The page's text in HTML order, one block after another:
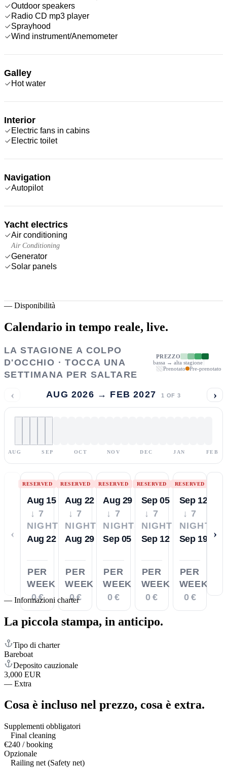
Outdoor speakers
Radio CD mp3 player
Sprayhood
Wind instrument/Anemometer
Galley
Hot water
Interior
Electric fans in cabins
Electric toilet
Navigation
Autopilot
Yacht electrics
Air conditioning
Air Conditioning
Generator
Solar panels
— Disponibilità
Calendario in tempo reale, live.
LA STAGIONE A COLPO
D'OCCHIO · TOCCA UNA
SETTIMANA PER SALTARE
PREZZO
bassa → alta stagione
Prenotato
Pre-prenotato
‹ AUG 2026 → FEB 2027 1 OF 3 ›
AUG SEP OCT NOV DEC JAN FEB
‹
RESERVED
Aug 15
↓ 7
NIGHTS
Aug 22
PER
WEEK
0 €
RESERVED
Aug 22
↓ 7
NIGHTS
Aug 29
PER
WEEK
0 €
RESERVED
Aug 29
↓ 7
NIGHTS
Sep 05
PER
WEEK
0 €
RESERVED
Sep 05
↓ 7
NIGHTS
Sep 12
PER
WEEK
0 €
RESERVED
Sep 12
↓ 7
NIGHTS
Sep 19
PER
WEEK
0 €
›
— Informazioni charter
La piccola stampa, in anticipo.
Tipo di charter
Bareboat
Deposito cauzionale
3,000 EUR
— Extra
Cosa è incluso nel prezzo, cosa è extra.
Supplementi obbligatori
Final cleaning
€240 / booking
Opzionale
Railing net (Safety net)